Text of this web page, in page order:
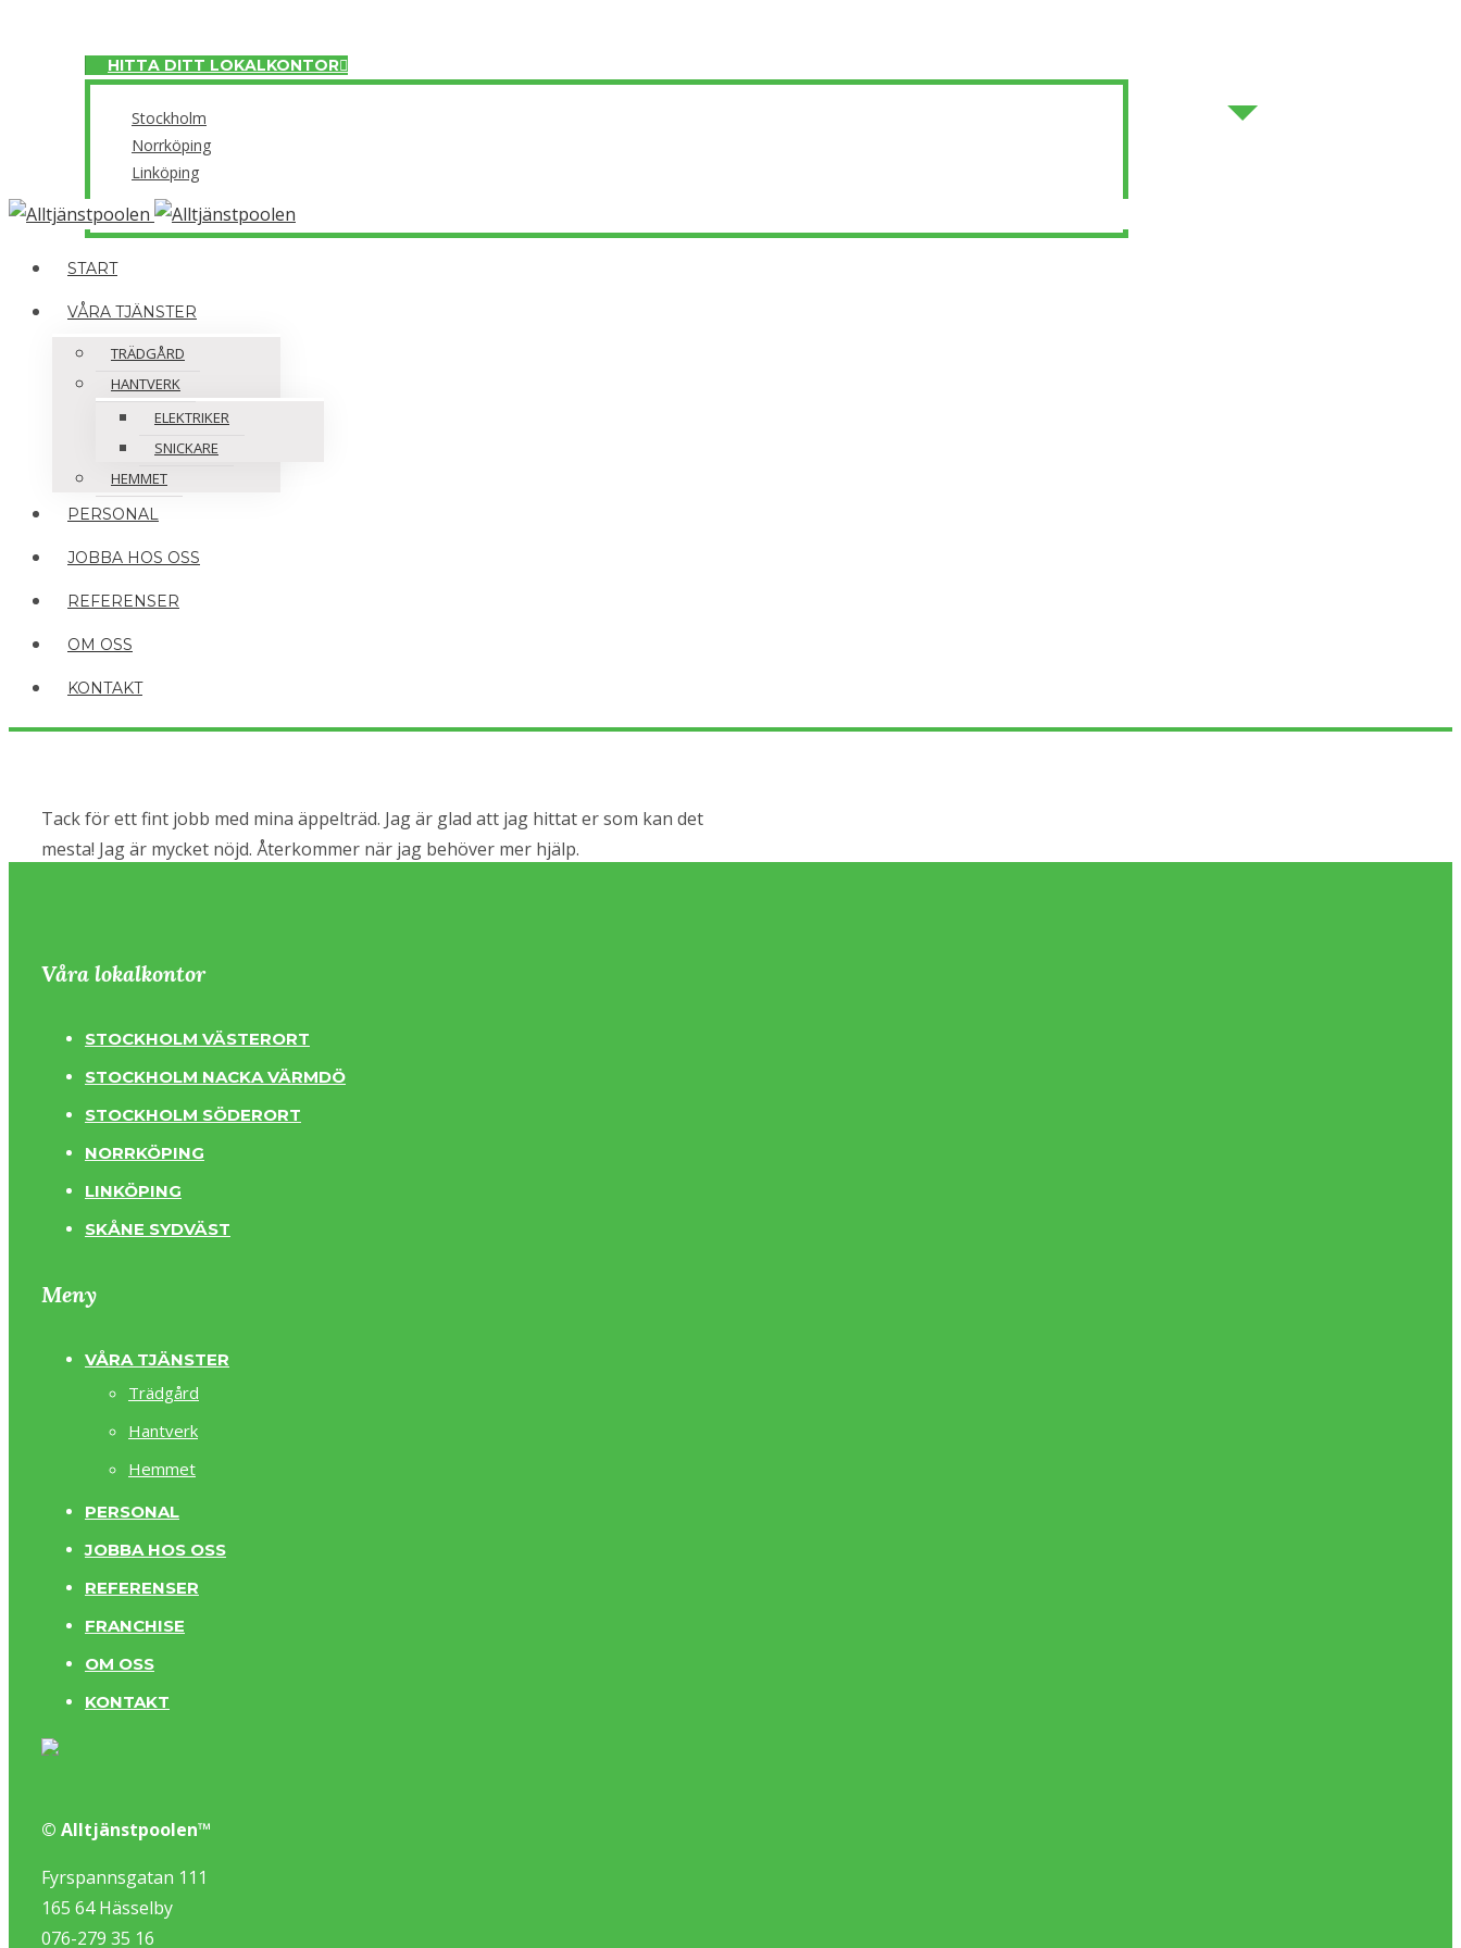
HITTA DITT LOKALKONTOR
Stockholm
Norrköping
Linköping
START
VÅRA TJÄNSTER
TRÄDGÅRD
HANTVERK
ELEKTRIKER
SNICKARE
HEMMET
PERSONAL
JOBBA HOS OSS
REFERENSER
OM OSS
KONTAKT
Tack för ett fint jobb med mina äppelträd. Jag är glad att jag hittat er som kan det
mesta! Jag är mycket nöjd. Återkommer när jag behöver mer hjälp.
Våra lokalkontor
STOCKHOLM VÄSTERORT
STOCKHOLM NACKA VÄRMDÖ
STOCKHOLM SÖDERORT
NORRKÖPING
LINKÖPING
SKÅNE SYDVÄST
Meny
VÅRA TJÄNSTER
Trädgård
Hantverk
Hemmet
PERSONAL
JOBBA HOS OSS
REFERENSER
FRANCHISE
OM OSS
KONTAKT
© Alltjänstpoolen™
Fyrspannsgatan 111
165 64 Hässelby
076-279 35 16